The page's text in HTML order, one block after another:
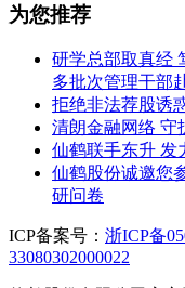
为您推荐
研学总部取真经
多批次管理干部
拒绝非法荐股诱
清朗金融网络 守
仙鹤联手东升 发
仙鹤股份诚邀您
研问卷
ICP备案号： 浙ICP备
33080302000022